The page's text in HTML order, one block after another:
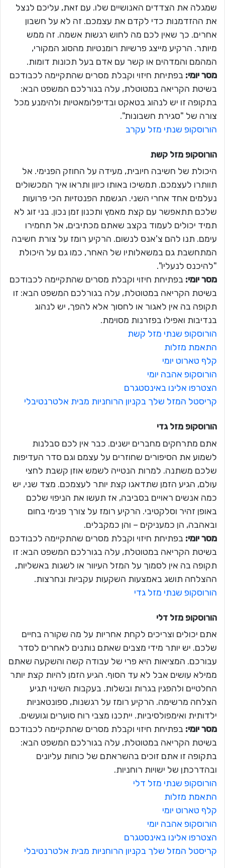
שמגלה את הצדדים האנושיים שלו. עם זאת, עליכם לנצל
את ההזדמנות כדי לקדם את עצמכם. זה לא על חשבון
אחרים. כך שאין לכם מה לחוש רגשות אשמה. זה ממש
מיותר. הרקיע מייצג פרשיות רומנטיות מהסוג המקורי,
המהמם והמדהים או קשר עם אדם בעל תכונות דומות.
מסר יומי: בפתיחת חיזוי וקבלת מסרים שהתקיימה לכבודכם
בשיטת הקריאה במטוטלת, עלה בגורלכם המשפט הבא:
בתקופה זו יש לנהוג בטאקט ובדיפלומאטיות ולהימנע מכל
צורה של "סגירת חשבונות".
הורוסקופ שנתי מזל עקרב
הורוסקופ מזל קשת
היכולת של חשיבה חיובית, מעידה על החוזק הפנימי. אל
תוותרו לעצמכם. תמשיכו באותו כיוון ותראו איך המכשולים
נעלמים אחד אחרי השני. הגשמת הפנטזיות הכי פרועות
שלכם תתאפשר עם קצת מאמץ ותכנון זמן נכון. בני זוג לא
תמיד יכולים לעמוד בקצב שאתם מכתיבים, אל תחמירו
עימם. תנו להם צ'אנס לנשום. הרקיע רומז על צורת חשיבה
המתחשבת גם במשאלותיו של האחר, כמו גם על היכולת
"להיכנס לנעליו".
מסר יומי: בפתיחת חיזוי וקבלת מסרים שהתקיימה לכבודכם
בשיטת הקריאה במטוטלת, עלה בגורלכם המשפט הבא: זו
תקופה בה אין לאגור או לחסוך אלא להפך, יש לנהוג
בנדיבות ואפילו בפזרנות מסוימת.
הורוסקופ שנתי מזל קשת
התאמת מזלות
קלף טארוט יומי
הורוסקופ אהבה יומי
הצטרפו אלינו באינסטגרם
קריסטל המזל שלך בקניון הרוחניות מבית אלטרנטיבלי
הורוסקופ מזל גדי
אתם מתרחקים מחברים ישנים. כבר אין לכם סבלנות
לשמוע את הסיפורים שחוזרים על עצמם וגם סדר העדיפות
שלכם משתנה. למרות הנטייה לשמש אוזן קשבת לחצי
עולם, הגיע הזמן שתדאגו קצת יותר לעצמכם. מצד שני, יש
כמה אנשים ראויים בסביבה, אז תעשו את הניפוי שלכם
באופן זהיר וסלקטיבי. הרקיע רומז על צורך פנימי בחום
ובאהבה, הן כמעניקים – והן כמקבלים.
מסר יומי: בפתיחת חיזוי וקבלת מסרים שהתקיימה לכבודכם
בשיטת הקריאה במטוטלת, עלה בגורלכם המשפט הבא: זו
תקופה בה אין לסמוך על המזל העיוור או לשגות באשליות,
ההצלחה תושג באמצעות השקעות עקביות ונחרצות.
הורוסקופ שנתי מזל גדי
הורוסקופ מזל דלי
אתם יכולים וצריכים לקחת אחריות על מה שקורה בחיים
שלכם. יש יותר מידי מצבים שאתם נותנים לאחרים לסדר
עבורכם. המציאות היא פרי של עבודה קשה והשקעה שאתם
ממילא עושים אבל לא עד הסוף. הגיע הזמן להיות קצת יותר
החלטיים ולהפגין בגרות ובשלות. בעקבות השינוי תגיע
הצלחה מרשימה. הרקיע רומז על רגשנות, ספונטאניות
ילדותית ואימפולסיביות. ייתכנו מצבי רוח סוערים וגועשים.
מסר יומי: בפתיחת חיזוי וקבלת מסרים שהתקיימה לכבודכם
בשיטת הקריאה במטוטלת, עלה בגורלכם המשפט הבא:
בתקופה זו אתם זוכים בהשראתם של כוחות עליונים
ובהדרכתן של ישויות רוחניות.
הורוסקופ שנתי מזל דלי
התאמת מזלות
קלף טארוט יומי
הורוסקופ אהבה יומי
הצטרפו אלינו באינסטגרם
קריסטל המזל שלך בקניון הרוחניות מבית אלטרנטיבלי